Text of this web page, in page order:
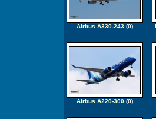
Airbus A330-243 (0)
Airbus A220-300 (0)